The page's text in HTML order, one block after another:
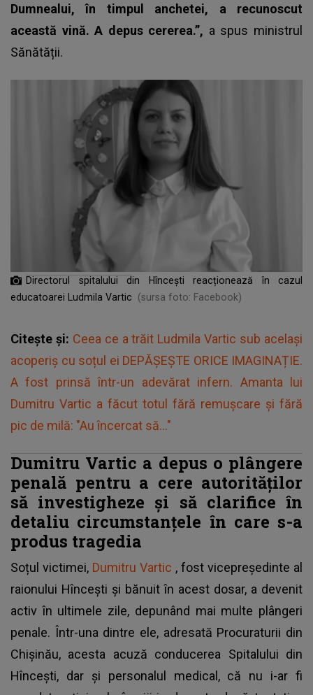
Dumnealui, în timpul anchetei, a recunoscut
această vină. A depus cererea.”, a spus ministrul
Sănătății.
Directorul spitalului din Hîncești reacționează în cazul
educatoarei Ludmila Vartic
(sursa foto: Facebook)
Citește și: Ceea ce a trăit Ludmila Vartic sub același
acoperiș cu soțul ei DEPĂȘEȘTE ORICE IMAGINAȚIE.
A fost prinsă într-un adevărat infern. Amanta lui
Dumitru Vartic a făcut totul fără remușcare și fără
pic de milă: "Au încercat să..."
Dumitru Vartic a depus o plângere
penală pentru a cere autorităților
să investigheze și să clarifice în
detaliu circumstanțele în care s-a
produs tragedia
Soțul victimei, Dumitru Vartic , fost vicepreședinte al
raionului Hîncești și bănuit în acest dosar, a devenit
activ în ultimele zile, depunând mai multe plângeri
penale. Într-una dintre ele, adresată Procuraturii din
Chișinău, acesta acuză conducerea Spitalului din
Hîncești, dar și personalul medical, că nu i-ar fi